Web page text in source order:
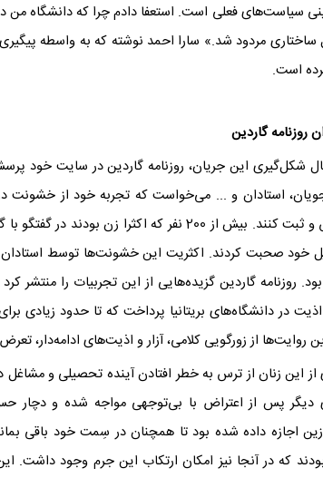
سیاست‌های فعلی است. استعفا دادم چرا که دانشگاه من
مردود شد.» سارا احمد نوشته که به واسطه
است.
روزنامه گاردین
شکل‌گیری این جریان، روزنامه گاردین در سایت خود
استادان و ... می‌خواست که تجربه خود از خشونت
گزارش و ثبت کنند. بیش از 200 نفر که اکثرا
خود صحبت کردند. اکثریت این خشونت‌ها توسط استادان
روزنامه گاردین گزیده‌هایی از این تجربیات را منتشر
اذیت در دانشگاه‌های بریتانیا پرداخت که تا حدود زیادی
روایت‌ها از زورگویی کلامی، آزار و اذیت‌های ادامه‌دار،
از این زنان از ترس به خطر افتادن آینده تحصیلی و
دیگر پس از اعتراض با بی‌توجهی مواجه شده و دچار
اجازه داده شده بود تا همچنان در سِمت خود باقی
که در آنجا نیز امکان ارتکاب این جرم وجود داشت.